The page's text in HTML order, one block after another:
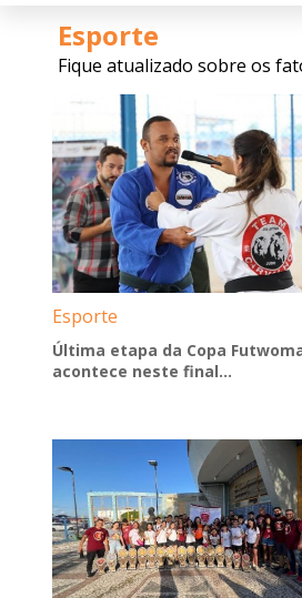
Esporte
Fique atualizado sobre os
Esporte
Última etapa da Copa
acontece neste final...